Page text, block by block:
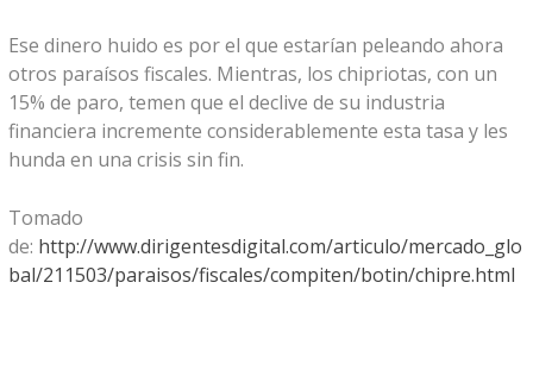
Ese dinero huido es por el que estarían peleando ahora
otros paraísos fiscales. Mientras, los chipriotas, con un
15% de paro, temen que el declive de su industria
financiera incremente considerablemente esta tasa y les
hunda en una crisis sin fin.
Tomado
de: http://www.dirigentesdigital.com/articulo/mercado_glo
bal/211503/paraisos/fiscales/compiten/botin/chipre.html